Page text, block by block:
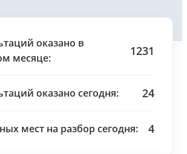
оказано в
месяце:
1231
оказано сегодня: 24
мест на разбор сегодня: 4